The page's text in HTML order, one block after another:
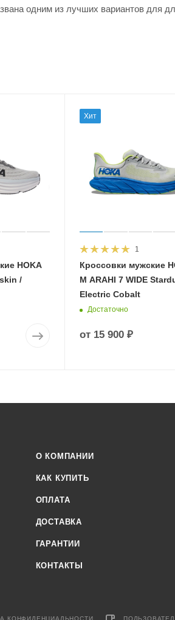
одним из лучших вариантов для
HOKA
/
Хит
1
Кроссовки мужские
M ARAHI 7 WIDE
Electric Cobalt
Достаточно
от 15 900 ₽
О КОМПАНИИ
КАК КУПИТЬ
ОПЛАТА
ДОСТАВКА
ГАРАНТИИ
КОНТАКТЫ